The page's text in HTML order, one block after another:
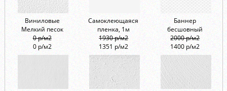
Виниловые
Мелкий песок
0 р/м2
0 р/м2
Самоклеющаяся
пленка, 1м
1930 р/м2
1351 р/м2
Баннер
бесшовный
2000 р/м2
1400 р/м2